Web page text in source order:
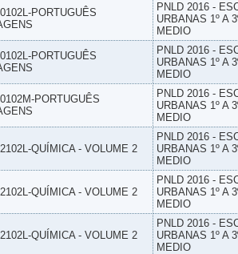
PORTUGUÊS
PNLD 2016 -
URBANAS 1º A
MEDIO
PORTUGUÊS
PNLD 2016 -
URBANAS 1º A
MEDIO
PORTUGUÊS
PNLD 2016 -
URBANAS 1º A
MEDIO
QUÍMICA - VOLUME 2
PNLD 2016 -
URBANAS 1º A
MEDIO
QUÍMICA - VOLUME 2
PNLD 2016 -
URBANAS 1º A
MEDIO
QUÍMICA - VOLUME 2
PNLD 2016 -
URBANAS 1º A
MEDIO